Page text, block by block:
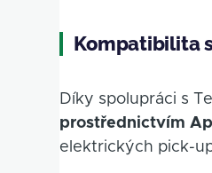
Kompatibilita
Díky spolupráci s
prostřednictvím
elektrických pick-